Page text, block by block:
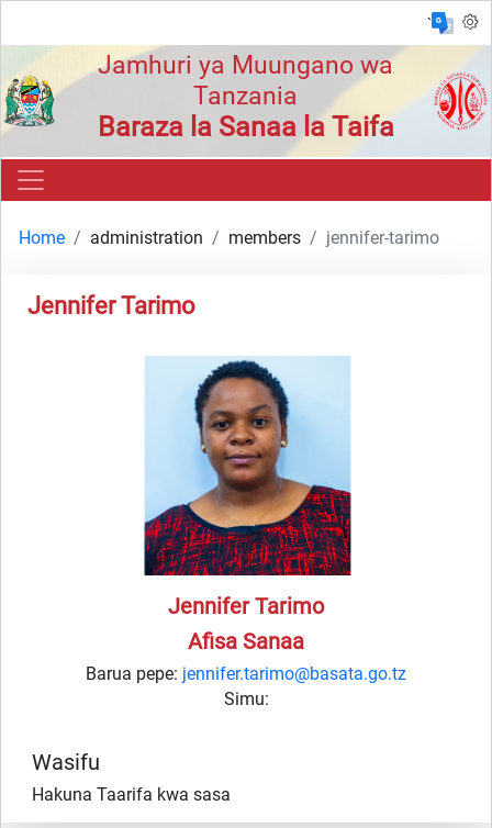
`
Jamhuri ya Muungano wa
Tanzania
Baraza la Sanaa la Taifa
Home administration members jennifer-tarimo
Jennifer Tarimo
Jennifer Tarimo
Afisa Sanaa
Barua pepe: jennifer.tarimo@basata.go.tz
Simu:
Wasifu
Hakuna Taarifa kwa sasa